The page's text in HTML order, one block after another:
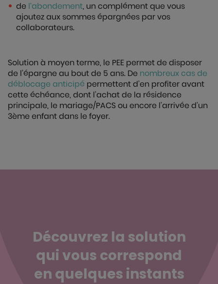
de l’abondement, un complément que vous
ajoutez aux sommes épargnées par vos
collaborateurs.
Solution à moyen terme, le PEE permet de disposer
de l’épargne au bout de 5 ans. De nombreux cas de
déblocage anticipé permettent d’en profiter avant
cette échéance, dont l’achat de la résidence
principale, le mariage/PACS ou encore l’arrivée d’un
3ème enfant dans le foyer.
Découvrez la solution
qui vous correspond
en quelques instants